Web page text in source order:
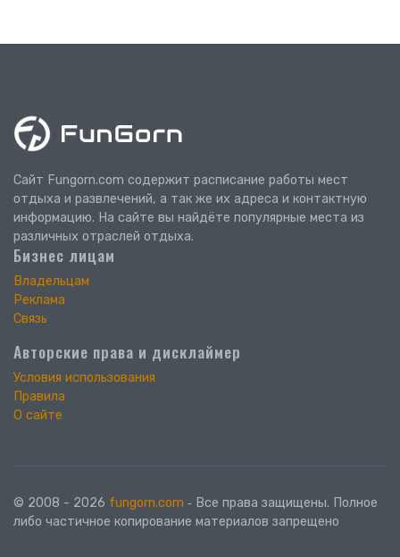
Сайт Fungorn.com содержит расписание работы мест
отдыха и развлечений, а так же их адреса и контактную
информацию. На сайте вы найдёте популярные места из
различных отраслей отдыха.
Бизнес лицам
Владельцам
Реклама
Связь
Авторские права и дисклаймер
Условия использования
Правила
О сайте
© 2008 - 2026 fungorn.com ‐ Все права защищены. Полное
либо частичное копирование материалов запрещено